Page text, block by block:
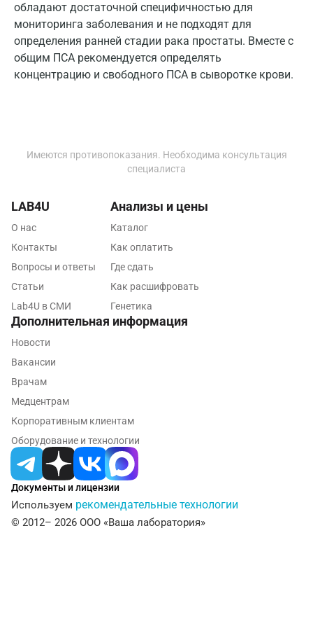
обладают достаточной специфичностью для
мониторинга заболевания и не подходят для
определения ранней стадии рака простаты. Вместе с
общим ПСА рекомендуется определять
концентрацию и свободного ПСА в сыворотке крови.
Омск
Орел
Оренбург
Пенза
Петрозаводск
Псков
Пушкино
Пятигорск
Реутов
Ростов-на-Дону
Рыбинск
Рязань
Самара
Имеются противопоказания. Необходима консультация
специалиста
Документы и лицензии
Используем рекомендательные технологии
© 2012– 2026 ООО «Ваша лаборатория»
LAB4U
О нас
Контакты
Вопросы и ответы
Статьи
Lab4U в СМИ
Анализы и цены
Каталог
Как оплатить
Где сдать
Как расшифровать
Генетика
Дополнительная информация
Новости
Вакансии
Врачам
Медцентрам
Корпоративным клиентам
Оборудование и технологии